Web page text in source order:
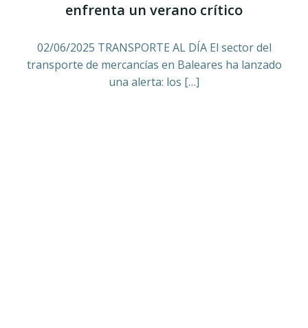
enfrenta un verano crítico
02/06/2025 TRANSPORTE AL DÍA El sector del
transporte de mercancías en Baleares ha lanzado
una alerta: los […]